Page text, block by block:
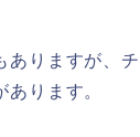
ありますが、
あります。